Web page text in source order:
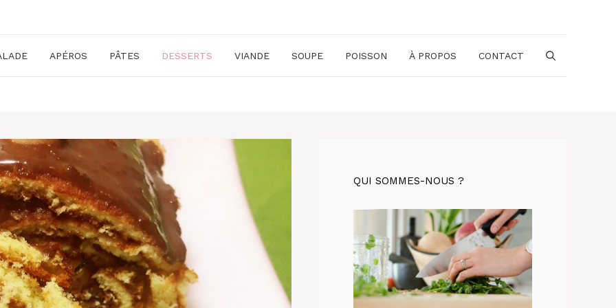
APÉROS PÂTES DESSERTS VIANDE SOUPE POISSON À PROPOS CONTACT
QUI SOMMES-NOUS ?